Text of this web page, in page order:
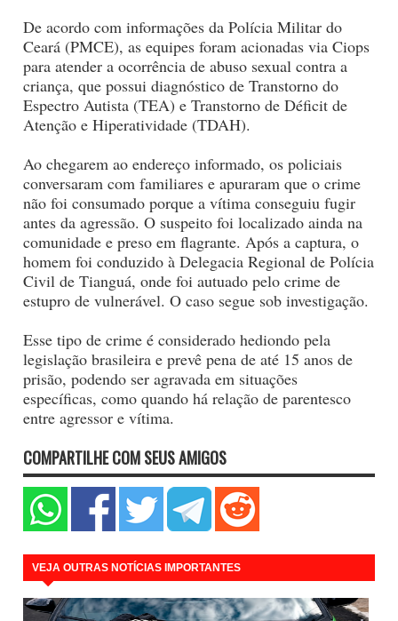
De acordo com informações da Polícia Militar do
Ceará (PMCE), as equipes foram acionadas via Ciops
para atender a ocorrência de abuso sexual contra a
criança, que possui diagnóstico de Transtorno do
Espectro Autista (TEA) e Transtorno de Déficit de
Atenção e Hiperatividade (TDAH).
Ao chegarem ao endereço informado, os policiais
conversaram com familiares e apuraram que o crime
não foi consumado porque a vítima conseguiu fugir
antes da agressão. O suspeito foi localizado ainda na
comunidade e preso em flagrante. Após a captura, o
homem foi conduzido à Delegacia Regional de Polícia
Civil de Tianguá, onde foi autuado pelo crime de
estupro de vulnerável. O caso segue sob investigação.
Esse tipo de crime é considerado hediondo pela
legislação brasileira e prevê pena de até 15 anos de
prisão, podendo ser agravada em situações
específicas, como quando há relação de parentesco
entre agressor e vítima.
COMPARTILHE COM SEUS AMIGOS
VEJA OUTRAS NOTÍCIAS IMPORTANTES